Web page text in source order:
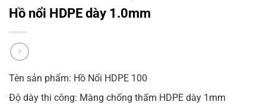
Hồ nổi HDPE dày 1.0mm
Tên sản phẩm: Hồ Nổi HDPE 100
Độ dày thi công: Màng chống thấm HDPE dày 1mm